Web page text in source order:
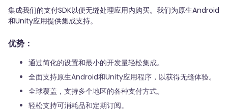
集成我们的支付SDK以便无缝处理应用内购买。我们为原生Android
和Unity应用提供集成支持。
优势：
通过简化的设置和最小的开发量轻松集成。
全面支持原生Android和Unity应用程序，以获得无缝体验。
全球覆盖，支持多个地区的各种支付方式。
轻松支持可消耗品和定期订阅。